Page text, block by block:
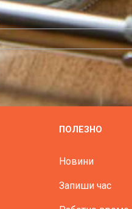
ПОЛЕЗНО
Новини
Запиши час